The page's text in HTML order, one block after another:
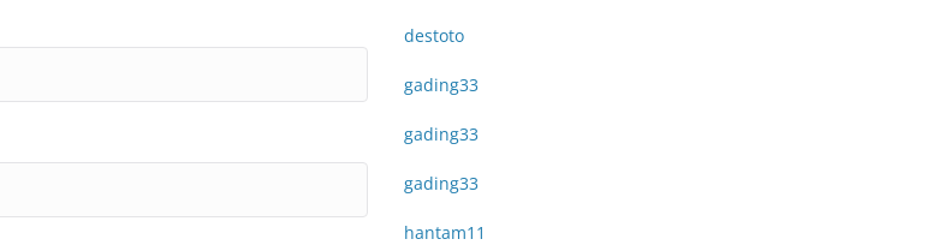
destoto
gading33
gading33
gading33
hantam11